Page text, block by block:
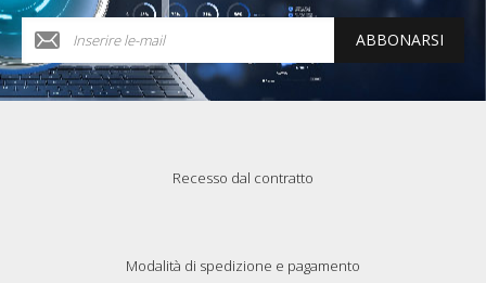
ABBONARSI
Recesso dal contratto
Modalità di spedizione e pagamento